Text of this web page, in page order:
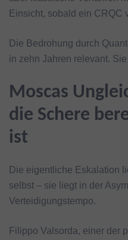
Einsicht, sobald ein CRQC
Die Bedrohung durch
in zehn Jahren relevant.
Moscas
die Schere
ist
Die eigentliche Eskalation
selbst – sie liegt in der
Verteidigungstempo.
Filippo Valsorda, einer der